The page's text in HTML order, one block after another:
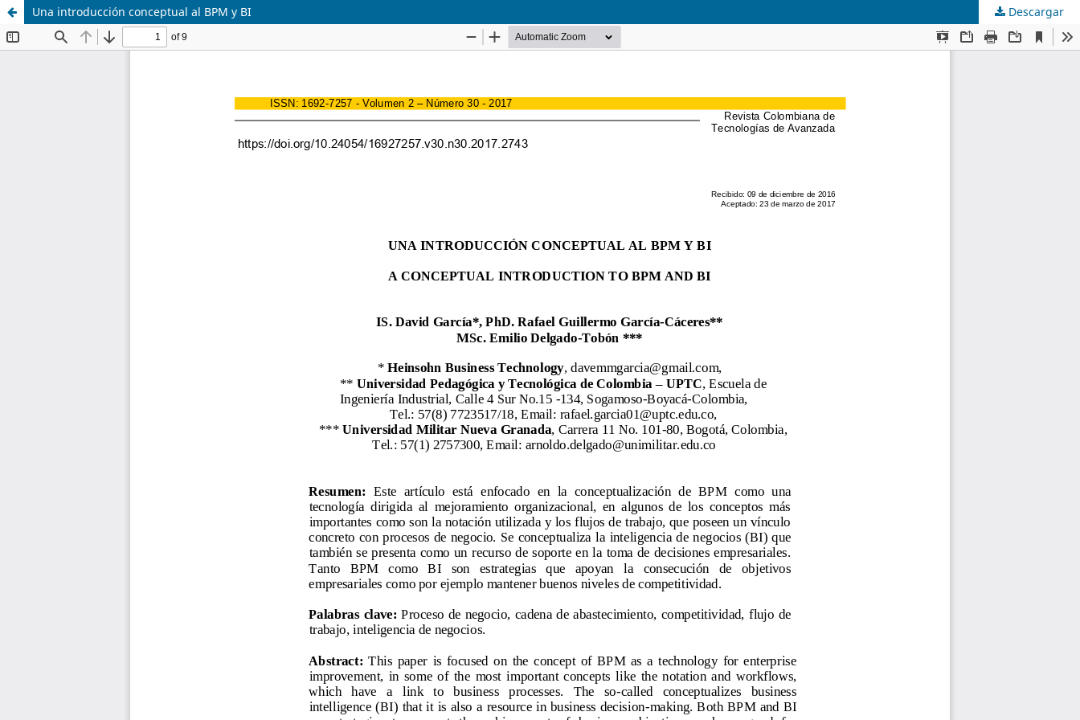
Una introducción conceptual al BPM y BI Descargar